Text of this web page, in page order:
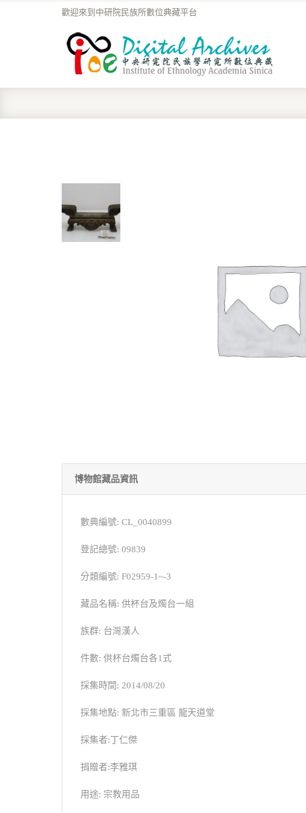
歡迎來到中研院民族所數位典藏平台
博物館藏品資訊
數典編號: CL_0040899
登記總號: 09839
分類編號: F02959-1~-3
藏品名稱: 供杯台及燭台一組
族群: 台灣漢人
件數: 供杯台燭台各1式
採集時間: 2014/08/20
採集地點: 新北市三重區 龍天道堂
採集者:丁仁傑
捐贈者:李雅琪
用途: 宗教用品